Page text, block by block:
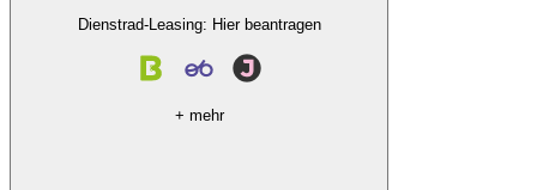
Dienstrad-Leasing: Hier beantragen
+ mehr